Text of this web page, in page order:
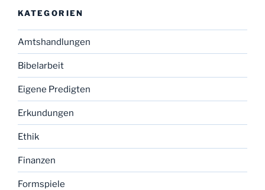
KATEGORIEN
Amtshandlungen
Bibelarbeit
Eigene Predigten
Erkundungen
Ethik
Finanzen
Formspiele